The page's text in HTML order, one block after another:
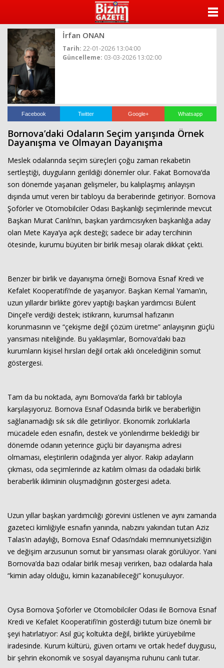
İrfan ONAN
Tarih: 22-01-2026 13:04:00
Güncelleme: 03-03-2026 13:02:00
Facebook Twitter Google+ Whatsapp
Bornova’daki Odaların Seçim yarışında Örnek
Dayanışma ve Olmayan Dayanışma
Meslek odalarında seçim süreçleri çoğu zaman rekabetin
sertleştiği, duyguların gerildiği dönemler olur. Fakat Bornova’da
son dönemde yaşanan gelişmeler, bu kalıplaşmış anlayışın
dışında umut veren bir tabloyu da beraberinde getiriyor. Bornova
Şoförler ve Otomobilciler Odası Başkanlığı seçimlerinde mevcut
Başkan Murat Canlı’nın, başkan yardımcısıyken başkanlığa aday
olan Mete Kaya’ya açık desteği; sadece bir aday tercihinin
ötesinde, kurumu büyüten bir birlik mesajı olarak dikkat çekti.
Benzer bir birlik ve dayanışma örneği Bornova Esnaf Kredi ve
Kefalet Kooperatifi’nde de yaşanıyor. Başkan Kemal Yaman’ın,
uzun yıllardır birlikte görev yaptığı başkan yardımcısı Bülent
Dinçel’e verdiği destek; istikrarın, kurumsal hafızanın
korunmasının ve “çekişme değil çözüm üretme” anlayışının güçlü
yansıması niteliğinde. Bu yaklaşımlar, Bornova’daki bazı
kurumların kişisel hırsları değil ortak aklı öncelediğinin somut
göstergesi.
Tam da bu noktada, aynı Bornova’da farklı bir tabloyla
karşılaşıyoruz. Bornova Esnaf Odasında birlik ve beraberliğin
sağlanamadığı sık sık dile getiriliyor. Ekonomik zorluklarla
mücadele eden esnafın, destek ve yönlendirme beklediği bir
dönemde odanın yeterince güçlü bir dayanışma adresi
olmaması, eleştirilerin odağında yer alıyor. Rakip adayların
çıkması, oda seçimlerinde az katılım olması da odadaki birlik
beraberlik ikliminin oluşmadığının göstergesi adeta.
Uzun yıllar başkan yardımcılığı görevini üstlenen ve aynı zamanda
gazeteci kimliğiyle esnafın yanında, nabzını yakından tutan Aziz
Talas’ın adaylığı, Bornova Esnaf Odası’ndaki memnuniyetsizliğin
ve değişim arzusunun somut bir yansıması olarak görülüyor. Yani
Bornova’da bazı odalar birlik mesajı verirken, bazı odalarda hala
“kimin aday olduğu, kimin kazanabileceği” konuşuluyor.
Oysa Bornova Şoförler ve Otomobilciler Odası ile Bornova Esnaf
Kredi ve Kefalet Kooperatifi’nin gösterdiği tutum bize önemli bir
şeyi hatırlatıyor: Asıl güç koltukta değil, birlikte yürüyebilme
iradesinde. Kurum kültürü, güven ortamı ve ortak hedef duygusu,
bir şehrin ekonomik ve sosyal dayanışma ruhunu canlı tutar.
YAZARLAR
VİDEO GALERİ
KÜNYE
İLETİŞİM
Haberin Doğru Adresi.